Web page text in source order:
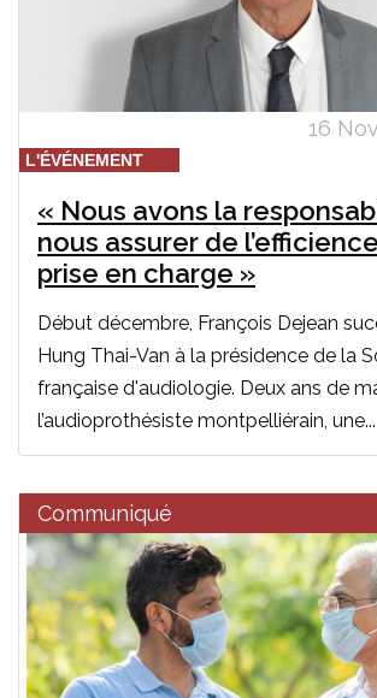
16
L'ÉVÉNEMENT
« Nous avons la
nous assurer de
prise en charge »
Début décembre, François Dejean
Hung Thai-Van à la présidence de la
française d'audiologie. Deux ans de
l’audioprothésiste montpelliérain, une...
Communiqué